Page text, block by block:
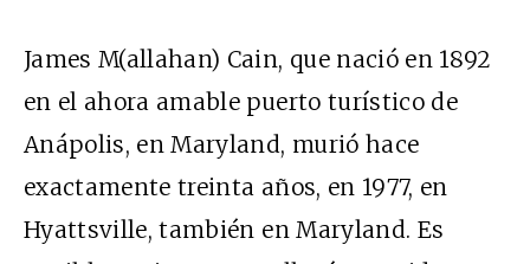
James M(allahan) Cain, que nació en 1892
en el ahora amable puerto turístico de
Anápolis, en Maryland, murió hace
exactamente treinta años, en 1977, en
Hyattsville, también en Maryland. Es